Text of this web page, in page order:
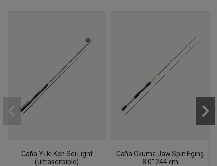
Caña Yuki Ken Sei Light
(ultrasensible)
Caña Okuma Jaw Spin Eging
8'0" 244 cm